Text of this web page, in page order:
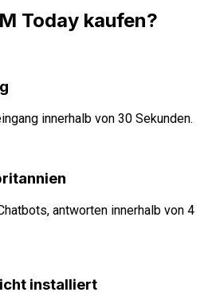
Today kaufen?
innerhalb von 30 Sekunden.
antworten innerhalb von 4
installiert